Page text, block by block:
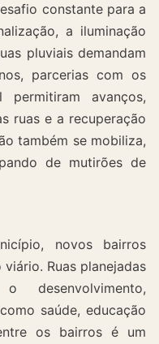
constante para a
a iluminação
pluviais demandam
parcerias com os
avanços,
ruas e a recuperação
também se mobiliza,
de mutirões de
novos bairros
Ruas planejadas
desenvolvimento,
saúde, educação
os bairros é um